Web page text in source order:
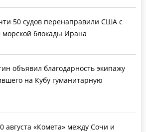
50 судов перенаправили США с
морской блокады Ирана
объявил благодарность экипажу
на Кубу гуманитарную
августа «Комета» между Сочи и